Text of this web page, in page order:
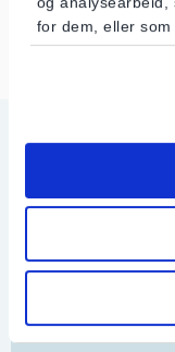
for dem, eller